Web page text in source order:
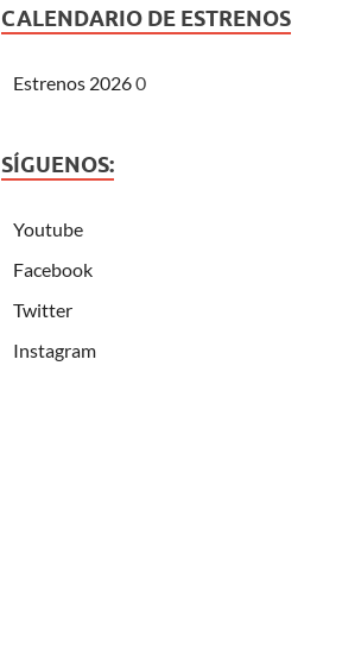
CALENDARIO DE ESTRENOS
Estrenos 20260
SÍGUENOS:
Youtube
Facebook
Twitter
Instagram